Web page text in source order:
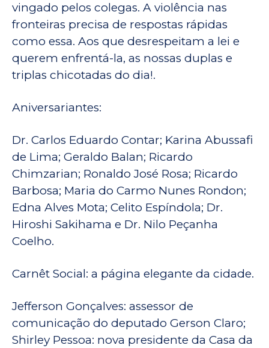
vingado pelos colegas. A violência nas
fronteiras precisa de respostas rápidas
como essa. Aos que desrespeitam a lei e
querem enfrentá-la, as nossas duplas e
triplas chicotadas do dia!.
Aniversariantes:
Dr. Carlos Eduardo Contar; Karina Abussafi
de Lima; Geraldo Balan; Ricardo
Chimzarian; Ronaldo José Rosa; Ricardo
Barbosa; Maria do Carmo Nunes Rondon;
Edna Alves Mota; Celito Espíndola; Dr.
Hiroshi Sakihama e Dr. Nilo Peçanha
Coelho.
Carnêt Social: a página elegante da cidade.
Jefferson Gonçalves: assessor de
comunicação do deputado Gerson Claro;
Shirley Pessoa: nova presidente da Casa da